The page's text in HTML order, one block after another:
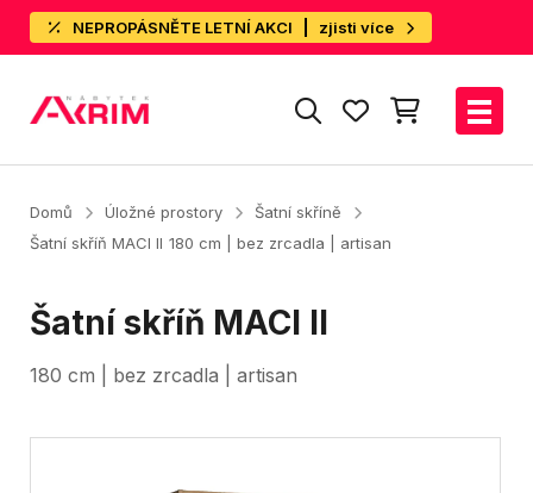
NEPROPÁSNĚTE LETNÍ AKCI zjisti více
Domů Úložné prostory
Šatní skříně
Šatní skříň MACI II 180 cm | bez zrcadla | artisan
Šatní skříň MACI II
180 cm | bez zrcadla | artisan